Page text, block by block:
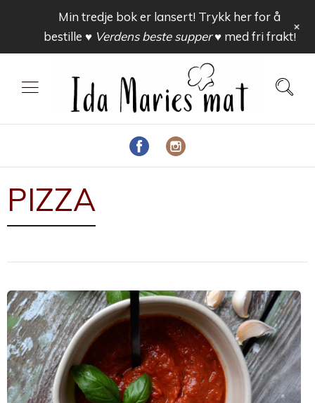
PIZZA
Min tredje bok er lansert! Trykk her for å
bestille ♥ Verdens beste supper ♥med fri frakt!
+